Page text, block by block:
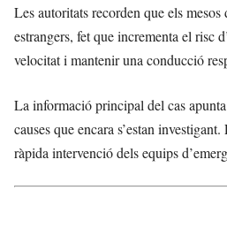
Les autoritats recorden que els
estrangers, fet que incrementa el risc
velocitat i mantenir una conducció
La informació principal del cas
causes que encara s’estan
ràpida intervenció dels equips